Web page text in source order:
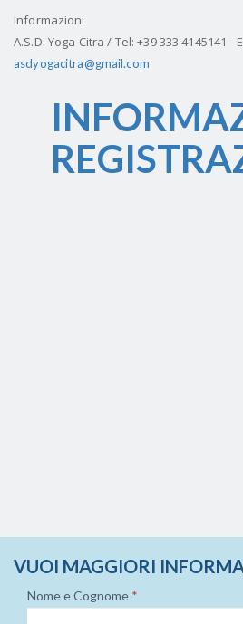
Informazioni
A.S.D. Yoga Citra / Tel: +39 333 4145141 -
asdyogacitra@gmail.com
VUOI MAGGIORI
Nome e Cognome *